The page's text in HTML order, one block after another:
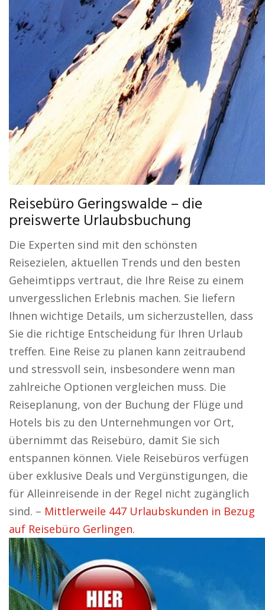
Reisebüro Geringswalde – die
preiswerte Urlaubsbuchung
Die Experten sind mit den schönsten
Reisezielen, aktuellen Trends und den besten
Geheimtipps vertraut, die Ihre Reise zu einem
unvergesslichen Erlebnis machen. Sie liefern
Ihnen wichtige Details, um sicherzustellen, dass
Sie die richtige Entscheidung für Ihren Urlaub
treffen. Eine Reise zu planen kann zeitraubend
und stressvoll sein, insbesondere wenn man
zahlreiche Optionen vergleichen muss. Die
Reiseplanung, von der Buchung der Flüge und
Hotels bis zu den Unternehmungen vor Ort,
übernimmt das Reisebüro, damit Sie sich
entspannen können. Viele Reisebüros verfügen
über exklusive Deals und Vergünstigungen, die
für Alleinreisende in der Regel nicht zugänglich
sind. – Mittlerweile 447 Urlaubskunden in Bezug
auf Reisebüro Gerlingen.